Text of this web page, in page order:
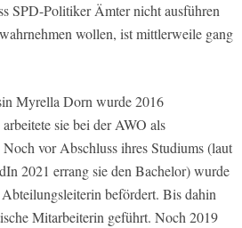
SPD-Politiker Ämter nicht ausführen
wollen, ist mittlerweile gang
Myrella Dorn wurde 2016
sie bei der AWO als
vor Abschluss ihres Studiums (laut
2021 errang sie den Bachelor) wurde
befördert. Bis dahin
Mitarbeiterin geführt. Noch 2019